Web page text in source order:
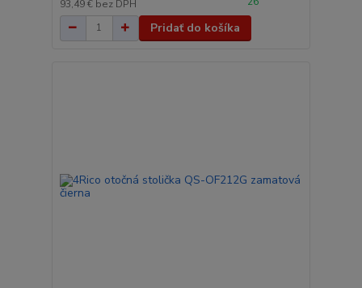
93,49 € bez DPH
Pridať do košíka